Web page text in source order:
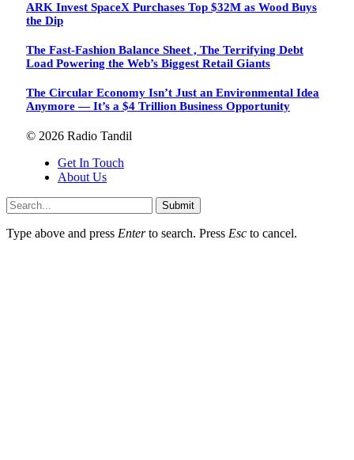
ARK Invest SpaceX Purchases Top $32M as Wood Buys
the Dip
The Fast-Fashion Balance Sheet , The Terrifying Debt
Load Powering the Web’s Biggest Retail Giants
The Circular Economy Isn’t Just an Environmental Idea
Anymore — It’s a $4 Trillion Business Opportunity
© 2026 Radio Tandil
Get In Touch
About Us
Submit
Type above and press Enterto search. Press Esc to cancel.